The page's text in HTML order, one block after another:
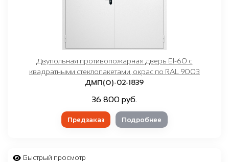
Двупольная противопожарная дверь EI-60 с
квадратными стеклопакетами, окрас по RAL 9003
ДМП(О)-02-1839
36 800 руб.
Предзаказ Подробнее
Быстрый просмотр